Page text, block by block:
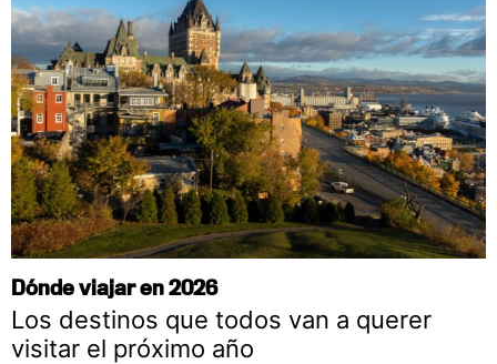
Dónde viajar en 2026
Los destinos que todos van a querer
visitar el próximo año